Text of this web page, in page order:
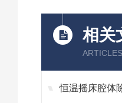
相关
ARTICLES
恒温摇床腔体